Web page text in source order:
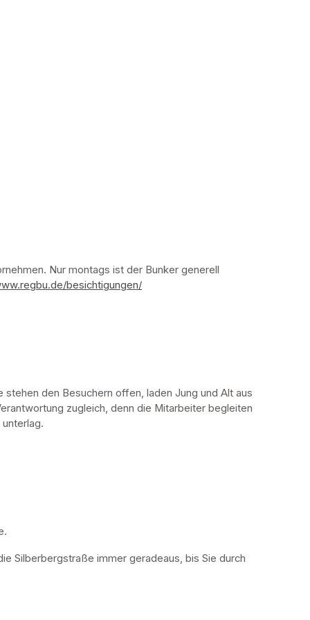
Nur montags ist der Bunker generell
besichtigungen/
den Besuchern offen, laden Jung und Alt aus
zugleich, denn die Mitarbeiter begleiten
Silberbergstraße immer geradeaus, bis Sie durch